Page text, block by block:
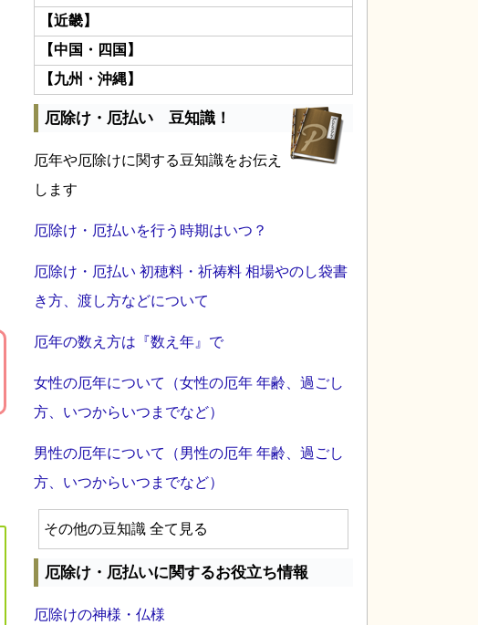
【近畿】
【中国・四国】
【九州・沖縄】
厄除け・厄払い 豆知識！
厄年や厄除けに関する豆知識をお伝え
します
厄除け・厄払いを行う時期はいつ？
厄除け・厄払い 初穂料・祈祷料 相場やのし袋書
き方、渡し方などについて
厄年の数え方は『数え年』で
女性の厄年について（女性の厄年 年齢、過ごし
方、いつからいつまでなど）
男性の厄年について（男性の厄年 年齢、過ごし
方、いつからいつまでなど）
その他の豆知識 全て見る
厄除け・厄払いに関するお役立ち情報
厄除けの神様・仏様